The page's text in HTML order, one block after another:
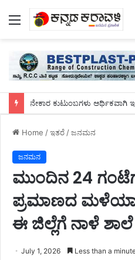
Menu
Home /ಇತರೆ/ಜನಮನ
ಜನಮನ
ಮುಂದಿನ 24
ಪ್ರಮಾಣದ
ಈ ಜಿಲ್ಲೆಗೆ ನಾಳೆ
July 1, 2026 Less than a